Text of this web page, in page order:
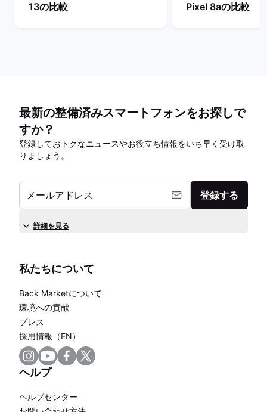
13の比較
Pixel 8aの比較
最新の整備済みスマートフォンをお探しで
すか？
登録しておトクなニュースやお役立ち情報をいち早く受け取
りましょう。
メールアドレス 登録する
詳細を見る
私たちについて
Back Marketについて
環境への貢献
プレス
採用情報（EN）
ヘルプ
ヘルプセンター